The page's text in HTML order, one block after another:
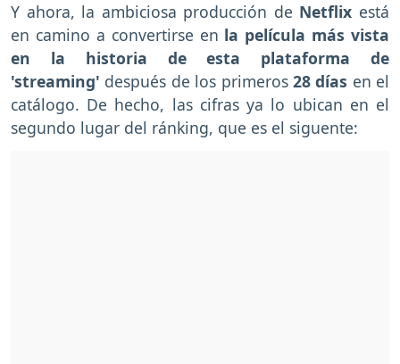
Y ahora, la ambiciosa producción de Netflix está
en camino a convertirse en la película más vista
en la historia de esta plataforma de
'streaming' después de los primeros 28 días en el
catálogo. De hecho, las cifras ya lo ubican en el
segundo lugar del ránking, que es el siguente: